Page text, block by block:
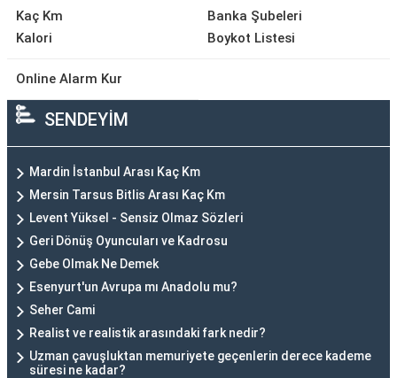
Kaç Km
Kalori
Banka Şubeleri
Boykot Listesi
Online Alarm Kur
SENDEYİM
Mardin İstanbul Arası Kaç Km
Mersin Tarsus Bitlis Arası Kaç Km
Levent Yüksel - Sensiz Olmaz Sözleri
Geri Dönüş Oyuncuları ve Kadrosu
Gebe Olmak Ne Demek
Esenyurt'un Avrupa mı Anadolu mu?
Seher Cami
Realist ve realistik arasındaki fark nedir?
Uzman çavuşluktan memuriyete geçenlerin derece kademe
süresi ne kadar?